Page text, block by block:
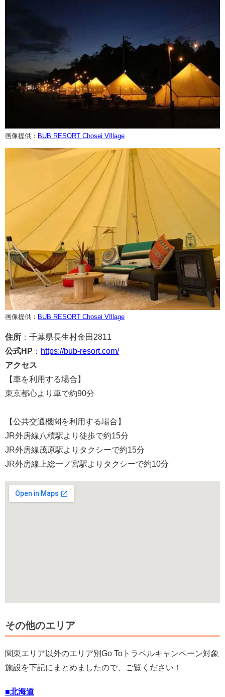
画像提供： BUB RESORT Chosei VIllage
画像提供： BUB RESORT Chosei VIllage
住所 ：千葉県長生村金田2811
公式HP ： https://bub-resort.com/
アクセス
【車を利用する場合】
東京都心より車で約90分
【公共交通機関を利用する場合】
JR外房線八積駅より徒歩で約15分
JR外房線茂原駅よりタクシーで約15分
JR外房線上総一ノ宮駅よりタクシーで約10分
その他のエリア
関東エリア以外のエリア別Go Toトラベルキャンペーン対象
施設を下記にまとめましたので、ご覧ください！
■北海道